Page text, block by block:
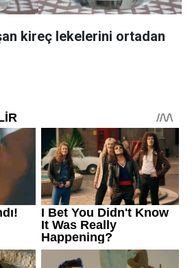
kireç lekelerini ortadan